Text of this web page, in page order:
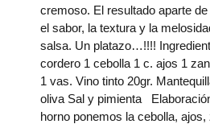
cremoso. El resultado aparte
el sabor, la textura y la
salsa. Un platazo…!!!!
cordero 1 cebolla 1 c. ajos 1
1 vas. Vino tinto 20gr.
oliva Sal y pimienta
horno ponemos la cebolla,